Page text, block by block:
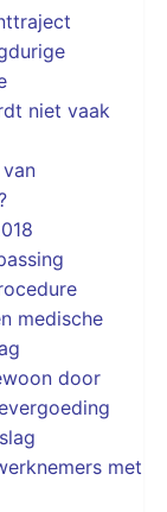
niet vaak
medische
door
met